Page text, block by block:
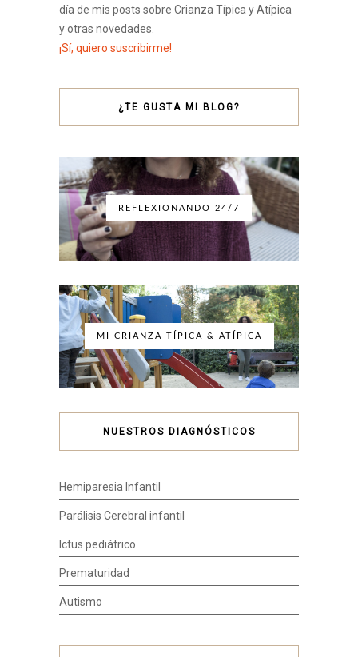
día de mis posts sobre Crianza Típica y Atípica
y otras novedades.
¡Sí, quiero suscribirme!
¿TE GUSTA MI BLOG?
REFLEXIONANDO 24/7
MI CRIANZA TÍPICA & ATÍPICA
NUESTROS DIAGNÓSTICOS
Hemiparesia Infantil
Parálisis Cerebral infantil
Ictus pediátrico
Prematuridad
Autismo